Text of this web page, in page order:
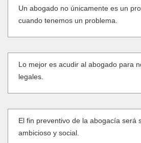
Un abogado no únicamente es un
cuando tenemos un problema.
Lo mejor es acudir al abogado para
legales.
El fin preventivo de la abogacía será
ambicioso y social.